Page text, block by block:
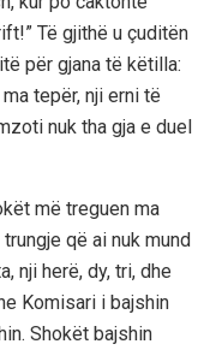
Të gjithë u çuditën
për gjana të këtilla:
tepër, nji erni të
nuk tha gja e duel
më treguen ma
që ai nuk mund
nji herë, dy, tri, dhe
Komisari i bajshin
Shokët bajshin